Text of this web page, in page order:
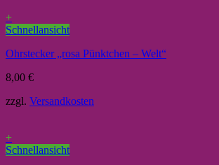
+
Schnellansicht
Ohrstecker „rosa Pünktchen – Welt“
8,00 €
zzgl. Versandkosten
+
Schnellansicht